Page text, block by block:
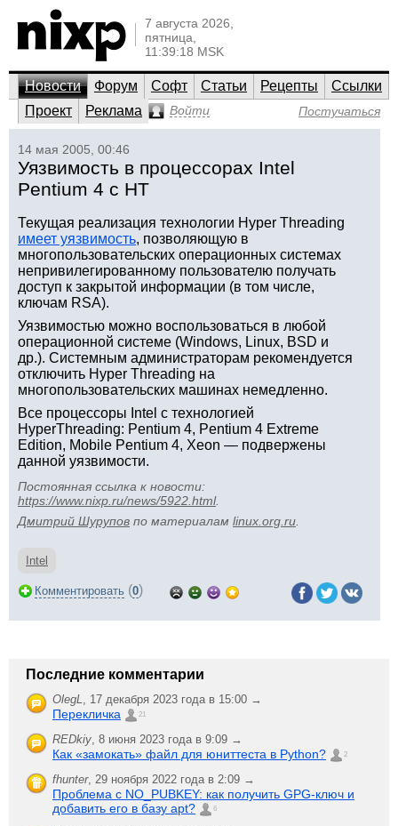
7 августа 2026,
пятница,
11:39:18 MSK
Новости Форум Софт Статьи Рецепты
Ссылки
Проект
Реклама Войти Постучаться
14 мая 2005, 00:46
Уязвимость в процессорах Intel
Pentium 4 с HT
Текущая реализация технологии Hyper Threading
имеет уязвимость, позволяющую в
многопользовательских операционных системах
непривилегированному пользователю получать
доступ к закрытой информации (в том числе,
ключам RSA).
Уязвимостью можно воспользоваться в любой
операционной системе (Windows, Linux, BSD и
др.). Системным администраторам рекомендуется
отключить Hyper Threading на
многопользовательских машинах немедленно.
Все процессоры Intel с технологией
HyperThreading: Pentium 4, Pentium 4 Extreme
Edition, Mobile Pentium 4, Xeon — подвержены
данной уязвимости.
Постоянная ссылка к новости:
https://www.nixp.ru/news/5922.html.
Дмитрий Шурупов по материалам linux.org.ru
Intel
Комментировать (0)
Последние комментарии
OlegL, 17 декабря 2023 года в 15:00 →
Перекличка 21
REDkiy, 8 июня 2023 года в 9:09 →
Как «замокать» файл для юниттеста в Python? 2
fhunter, 29 ноября 2022 года в 2:09 →
Проблема с NO_PUBKEY: как получить GPG-ключ и
добавить его в базу apt?
6